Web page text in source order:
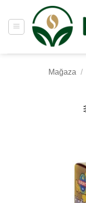
atla
Mağaza /